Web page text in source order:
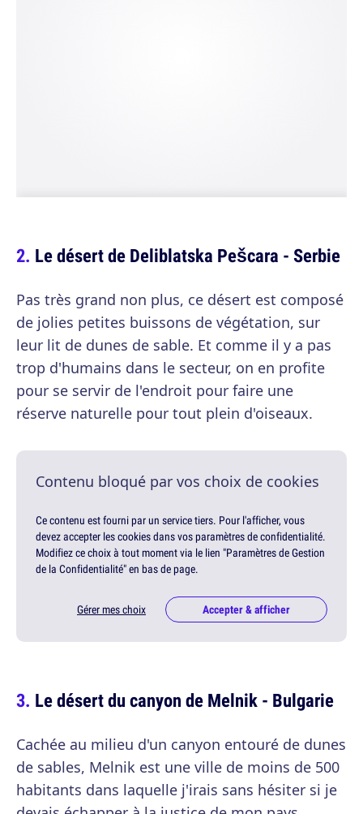
Le désert de Deliblatska Pešcara - Serbie
Pas très grand non plus, ce désert est composé
de jolies petites buissons de végétation, sur
leur lit de dunes de sable. Et comme il y a pas
trop d'humains dans le secteur, on en profite
pour se servir de l'endroit pour faire une
réserve naturelle pour tout plein d'oiseaux.
Contenu bloqué par vos choix de cookies
Ce contenu est fourni par un service tiers. Pour l'afficher, vous
devez accepter les cookies dans vos paramètres de confidentialité.
Modifiez ce choix à tout moment via le lien "Paramètres de Gestion
de la Confidentialité" en bas de page.
Gérer mes choix Accepter & afficher
Le désert du canyon de Melnik - Bulgarie
Cachée au milieu d'un canyon entouré de dunes
de sables, Melnik est une ville de moins de 500
habitants dans laquelle j'irais sans hésiter si je